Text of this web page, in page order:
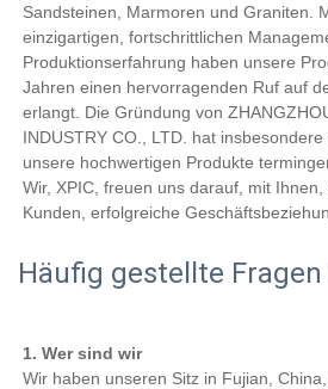
Sandsteinen, Marmoren und Graniten.
einzigartigen, fortschrittlichen
Produktionserfahrung haben unsere
Jahren einen hervorragenden Ruf auf
erlangt. Die Gründung von
INDUSTRY CO., LTD. hat
unsere hochwertigen Produkte
Wir, XPIC, freuen uns darauf, mit
Kunden, erfolgreiche
Häufig gestellte Fragen
1. Wer sind wir
Wir haben unseren Sitz in Fujian,